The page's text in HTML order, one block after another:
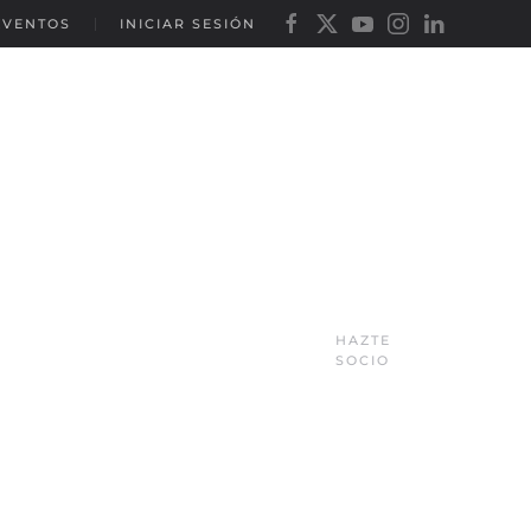
INICIAR SESIÓN
HAZTE
SOCIO